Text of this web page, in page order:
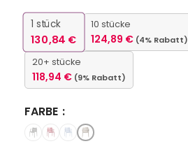
1 stück
130,84 €
10 stücke
124,89 € (4% Rabatt)
20+ stücke
118,94 € (9% Rabatt)
FARBE